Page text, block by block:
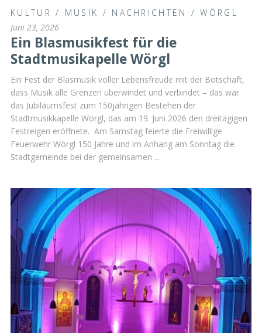
KULTUR / MUSIK / NACHRICHTEN /WÖRGL
Juni 23, 2026
Ein Blasmusikfest für die
Stadtmusikapelle Wörgl
Ein Fest der Blasmusik voller Lebensfreude mit der Botschaft,
dass Musik alle Grenzen überwindet und verbindet – das war
das Jubiläumsfest zum 150jährigen Bestehen der
Stadtmusikkapelle Wörgl, das am 19. Juni 2026 den dreitägigen
Festreigen eröffnete. Am Samstag feierte die Freiwillige
Feuerwehr Wörgl 150 Jahre und im Anhang am Sonntag die
Stadtgemeinde bei der gemeinsamen …